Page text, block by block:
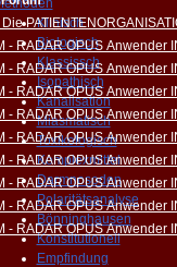
Klinisch
Biologisch
Klassissch
Isopathisch
Kanalisation
Miasmatisch
Toxikologisch
Komplexmittel
Darmnosoden
Polaritätsanalyse
Bönninghausen
Konstitutionell
Empfindung
- RADAR OPUS Anwender
- RADAR OPUS Anwender
- RADAR OPUS Anwender
- RADAR OPUS Anwender
- RADAR OPUS Anwender
- RADAR OPUS Anwender
- RADAR OPUS Anwender
- RADAR OPUS Anwender
- RADAR OPUS Anwender